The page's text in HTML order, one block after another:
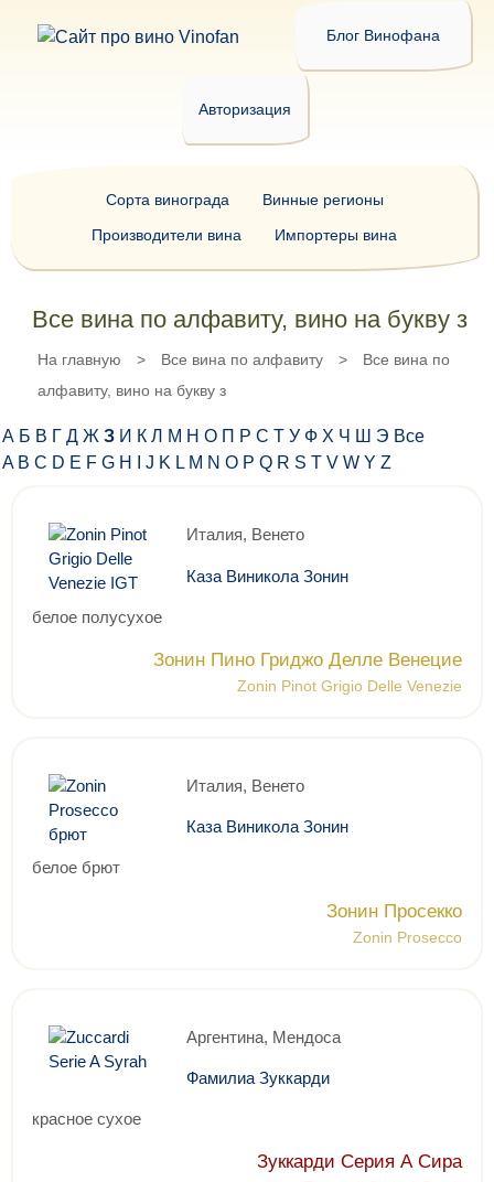
Блог Винофана
Авторизация
Все вина по алфавиту, вино на букву з
На главную > Все вина по алфавиту >
Все вина по
алфавиту, вино на букву з
А Б В Г Д Ж З И К Л М Н О П Р С Т У Ф Х Ч Ш Э Все
A B C D E F G H J K L M N O P Q R S T V W Y Z
Италия, Венето
Каза Виникола Зонин
белое полусухое
Зонин Пино Гриджо Делле Венецие
Zonin Pinot Grigio Delle Venezie
Италия, Венето
Каза Виникола Зонин
белое брют
Зонин Просекко
Zonin Prosecco
Аргентина, Мендоса
Фамилиа Зуккарди
красное сухое
Зуккарди Серия А Сира
Сорта винограда
Винные регионы
Производители вина
Импортеры вина